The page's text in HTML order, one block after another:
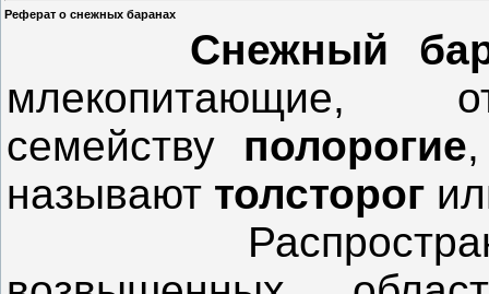
Реферат о снежных баранах
Снежный
семейству полорогие
называют толсторог